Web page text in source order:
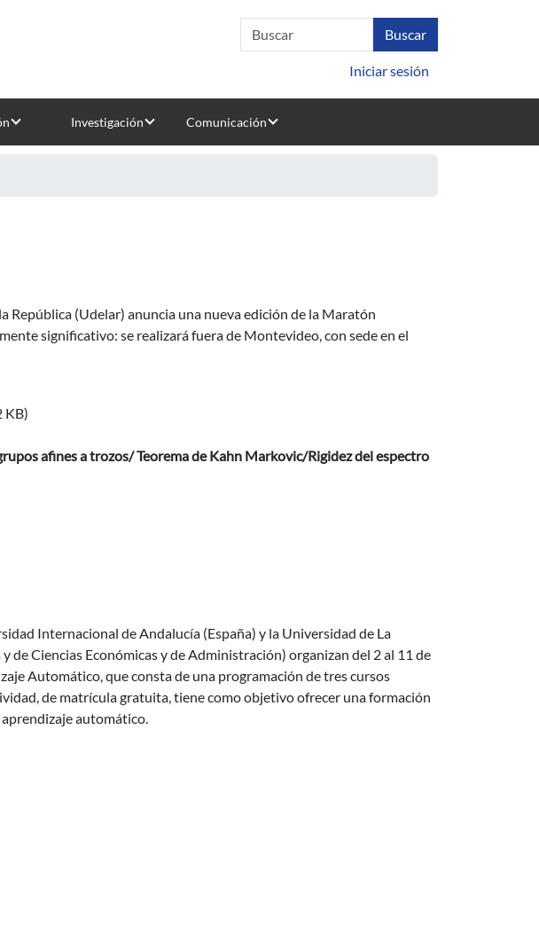
Iniciar sesión
Investigación Comunicación
República (Udelar) anuncia una nueva edición de la Maratón
significativo: se realizará fuera de Montevideo, con sede en el
KB)
afines a trozos/ Teorema de Kahn Markovic/Rigidez del espectro
Forests, Boosting) and interpretability
Automático
Internacional de Andalucía (España) y la Universidad de La
de Ciencias Económicas y de Administración) organizan del 2 al 11 de
Automático, que consta de una programación de tres cursos
de matrícula gratuita, tiene como objetivo ofrecer una formación
automático.
coverings